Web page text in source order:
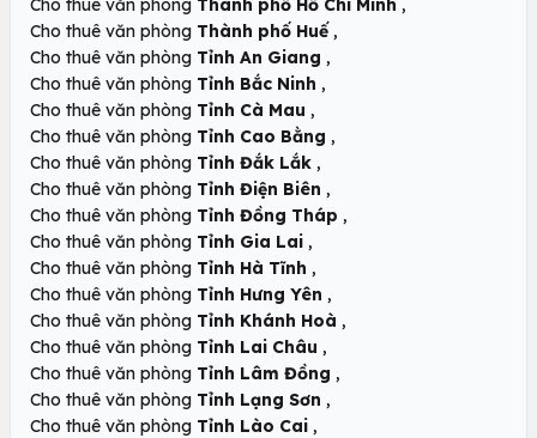
Cho thuê văn phòng Thành phố Hồ Chí Minh
Cho thuê văn phòng Thành phố Huế ,
Cho thuê văn phòng Tỉnh An Giang ,
Cho thuê văn phòng Tỉnh Bắc Ninh ,
Cho thuê văn phòng Tỉnh Cà Mau ,
Cho thuê văn phòng Tỉnh Cao Bằng ,
Cho thuê văn phòng Tỉnh Đắk Lắk ,
Cho thuê văn phòng Tỉnh Điện Biên ,
Cho thuê văn phòng Tỉnh Đồng Tháp ,
Cho thuê văn phòng Tỉnh Gia Lai ,
Cho thuê văn phòng Tỉnh Hà Tĩnh ,
Cho thuê văn phòng Tỉnh Hưng Yên ,
Cho thuê văn phòng Tỉnh Khánh Hoà ,
Cho thuê văn phòng Tỉnh Lai Châu ,
Cho thuê văn phòng Tỉnh Lâm Đồng ,
Cho thuê văn phòng Tỉnh Lạng Sơn ,
Cho thuê văn phòng Tỉnh Lào Cai ,